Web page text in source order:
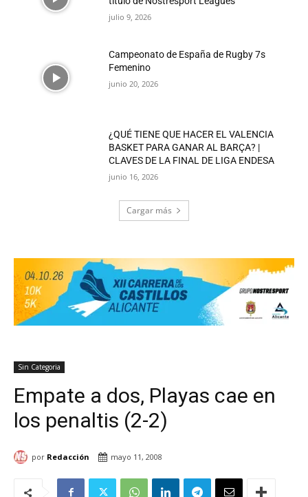
julio 9, 2026
Campeonato de España de Rugby 7s
Femenino
junio 20, 2026
¿QUÉ TIENE QUE HACER EL VALENCIA
BASKET PARA GANAR AL BARÇA? |
CLAVES DE LA FINAL DE LIGA ENDESA
junio 16, 2026
Cargar más